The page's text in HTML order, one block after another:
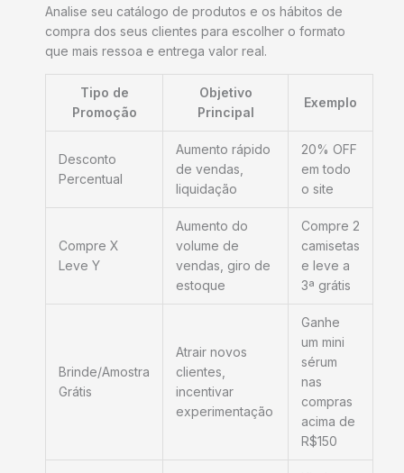
Analise seu catálogo de produtos e os hábitos de
compra dos seus clientes para escolher o formato
que mais ressoa e entrega valor real.
Tipo de
Promoção
Objetivo
Principal
Exemplo
Desconto
Percentual
Aumento rápido
de vendas,
liquidação
20% OFF
em todo
o site
Compre X
Leve Y
Aumento do
volume de
vendas, giro de
estoque
Compre 2
camisetas
e leve a
3ª grátis
Brinde/Amostra
Grátis
Atrair novos
clientes,
incentivar
experimentação
Ganhe
um mini
sérum
nas
compras
acima de
R$150